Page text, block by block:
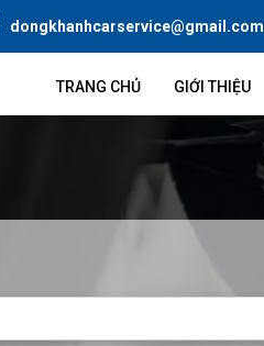
dongkhanhcarservice@gmail.com
TRANG CHỦ GIỚI THIỆU